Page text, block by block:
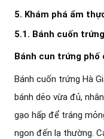
5. Khám phá ẩm
5.1. Bánh cuốn
Bánh cun trứng
Bánh cuốn trứng Hà
bánh dẻo vừa đủ,
gạo hấp để tráng
ngon đến lạ thường.